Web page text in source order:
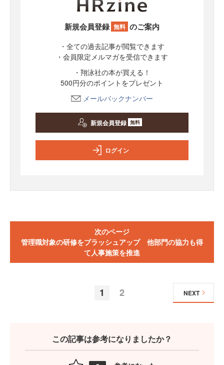
新規会員登録 無料 のご案内
・全ての過去記事が閲覧できます
・会員限定メルマガを受信できます
・翔泳社の本が買える！
500円分のポイントをプレゼント
メールバックナンバー
新規会員登録 無料
ログイン
次のページ
管理職対象の研修をブラッシュアップ 他部門の協力も得
て人事施策を推進
1 2 NEXT
この記事は参考になりましたか？